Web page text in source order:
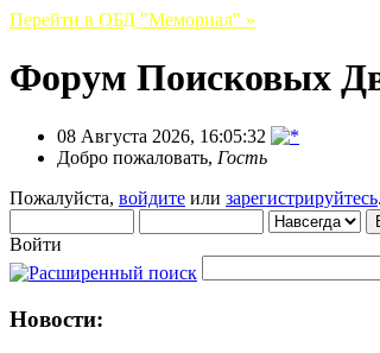
Перейти в ОБД "Мемориал" »
Форум Поисковых
08 Августа 2026, 16:05:32
Добро пожаловать, Гость
Пожалуйста, войдите или зарегистрируйтесь.
Войти
Новости: